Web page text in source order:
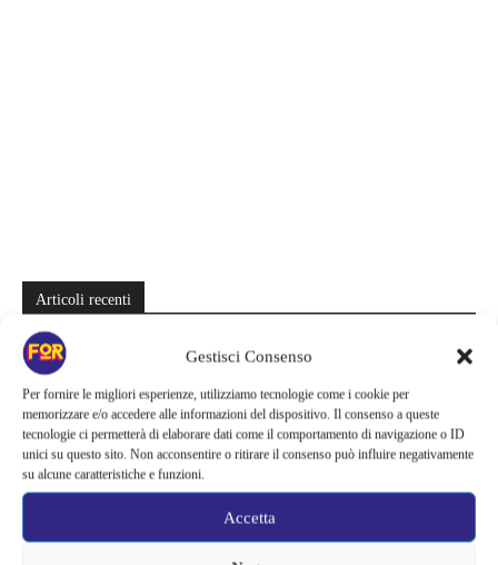
Gestisci Consenso
Per fornire le migliori esperienze, utilizziamo tecnologie come i cookie per
memorizzare e/o accedere alle informazioni del dispositivo. Il consenso a queste
tecnologie ci permetterà di elaborare dati come il comportamento di navigazione o ID
unici su questo sito. Non acconsentire o ritirare il consenso può influire negativamente
su alcune caratteristiche e funzioni.
Accetta
Articoli recenti
Barbie 2 rischia di saltare | Warner Bros. ha pochi mesi per trovare un
accordo: il dubbio che divide Hollywood
La bocca del diavolo arriva su Prime Video, squali e claustrofobia nel
nuovo survival horror: una vacanza diventa una trappola
La paura dell’altezza torna al cinema | Il sequel di Fall cambia